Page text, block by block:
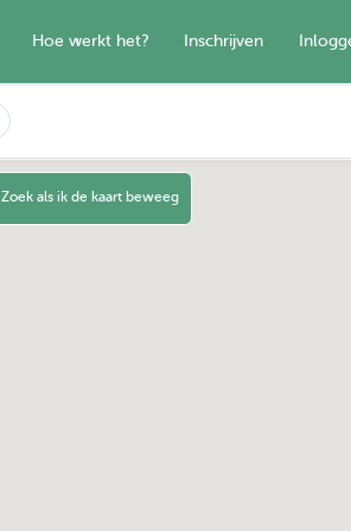
Hoe werkt het? Inschrijven
Zoek als ik de kaart beweeg